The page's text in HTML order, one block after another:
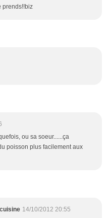
prends!!biz
ou sa soeur......ça
poisson plus facilement aux
14/10/2012 20:55